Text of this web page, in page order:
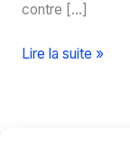
contre […]
Visite
Lire la suite »